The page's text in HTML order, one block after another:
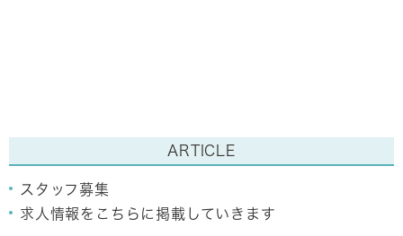
ARTICLE
スタッフ募集
求人情報をこちらに掲載していきます